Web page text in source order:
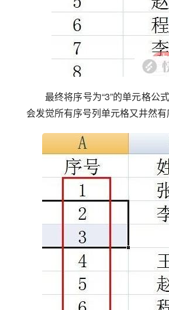
最终将序号为“3”的单元格公
会发觉所有序号列单元格又井然有